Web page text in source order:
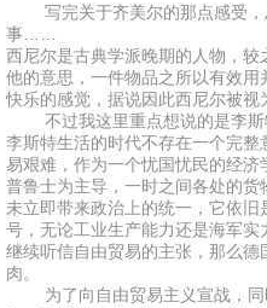
写完关于齐美尔的那点感受，
事……
西尼尔是古典学派晚期的人物，
他的意思，一件物品之所以有效
快乐的感觉，据说因此西尼尔被视
不过我这里重点想说的是李斯
李斯特生活的时代不存在一个完
易艰难，作为一个忧国忧民的经
普鲁士为主导，一时之间各处的
未立即带来政治上的统一，它依
号，无论工业生产能力还是海军
继续听信自由贸易的主张，那么
肉。
为了向自由贸易主义宣战，同